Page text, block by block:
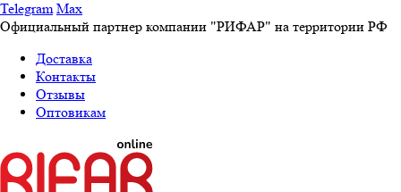
Telegram Max
Официальный партнер компании "РИФАР" на территории РФ
Доставка
Контакты
Отзывы
Оптовикам